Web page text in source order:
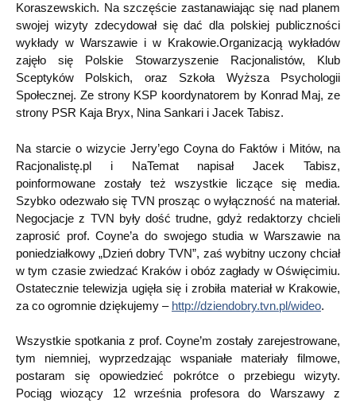
Koraszewskich. Na szczęście zastanawiając się nad planem
swojej wizyty zdecydował się dać dla polskiej publiczności
wykłady w Warszawie i w Krakowie.Organizacją wykładów
zajęło się Polskie Stowarzyszenie Racjonalistów, Klub
Sceptyków Polskich, oraz Szkoła Wyższa Psychologii
Społecznej. Ze strony KSP koordynatorem by Konrad Maj, ze
strony PSR Kaja Bryx, Nina Sankari i Jacek Tabisz.
Na starcie o wizycie Jerry’ego Coyna do Faktów i Mitów, na
Racjonalistę.pl i NaTemat napisał Jacek Tabisz,
poinformowane zostały też wszystkie liczące się media.
Szybko odezwało się TVN prosząc o wyłączność na materiał.
Negocjacje z TVN były dość trudne, gdyż redaktorzy chcieli
zaprosić prof. Coyne’a do swojego studia w Warszawie na
poniedziałkowy „Dzień dobry TVN”, zaś wybitny uczony chciał
w tym czasie zwiedzać Kraków i obóz zagłady w Oświęcimiu.
Ostatecznie telewizja ugięła się i zrobiła materiał w Krakowie,
za co ogromnie dziękujemy – http://dziendobry.tvn.pl/wideo.
Wszystkie spotkania z prof. Coyne’m zostały zarejestrowane,
tym niemniej, wyprzedzając wspaniałe materiały filmowe,
postaram się opowiedzieć pokrótce o przebiegu wizyty.
Pociąg wiozący 12 września profesora do Warszawy z